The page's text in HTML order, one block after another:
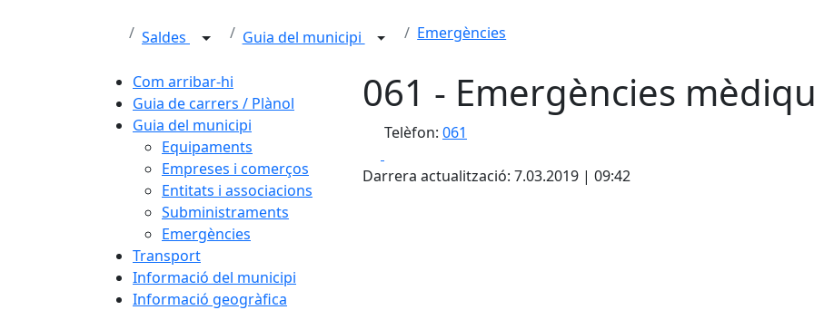
Saldes Guia del municipi Emergències
Com arribar-hi
Guia de carrers / Plànol
Guia del municipi
Equipaments
Empreses i comerços
Entitats i associacions
Subministraments
Emergències
Transport
Informació del municipi
Informació geogràfica
061 - Emergències
Telèfon: 061
Darrera actualització: 7.03.2019 | 09:42